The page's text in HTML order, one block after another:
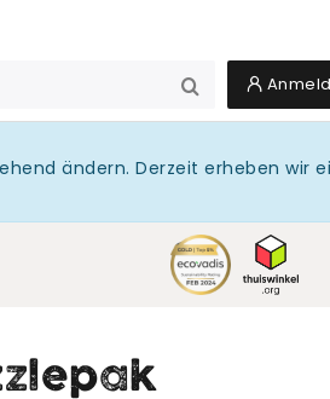
ändern. Derzeit erheben wir